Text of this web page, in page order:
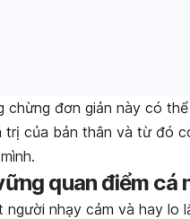
chừng đơn giản này có
trị của bản thân và từ đó
quan điểm cá
người nhạy cảm và hay lo